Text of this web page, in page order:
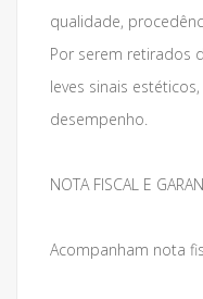
qualidade,
Por serem retirados
leves sinais
desempenho.
NOTA FISCAL E
Acompanham nota